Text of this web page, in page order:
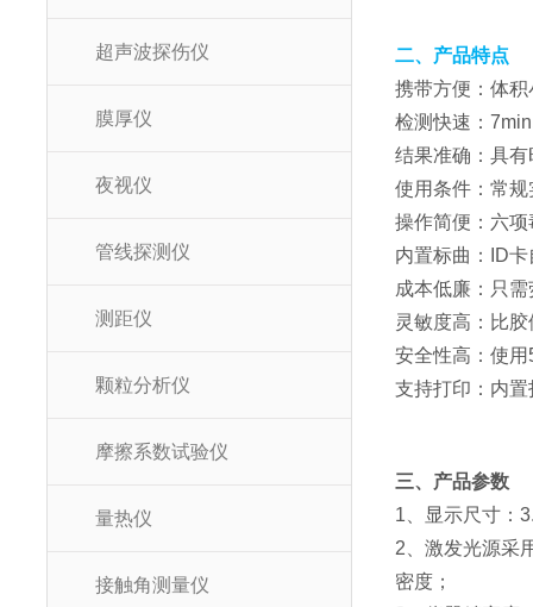
超声波探伤仪
膜厚仪
夜视仪
管线探测仪
测距仪
颗粒分析仪
摩擦系数试验仪
量热仪
接触角测量仪
二、产品特点
携带方便：体
检测快速：
结果准确：具
使用条件：常
操作简便：六
内置标曲：ID
成本低廉：只
灵敏度高：比
安全性高：使
支持打印：内
三、产品参数
1、显示尺寸：
2、激发光源采
密度；